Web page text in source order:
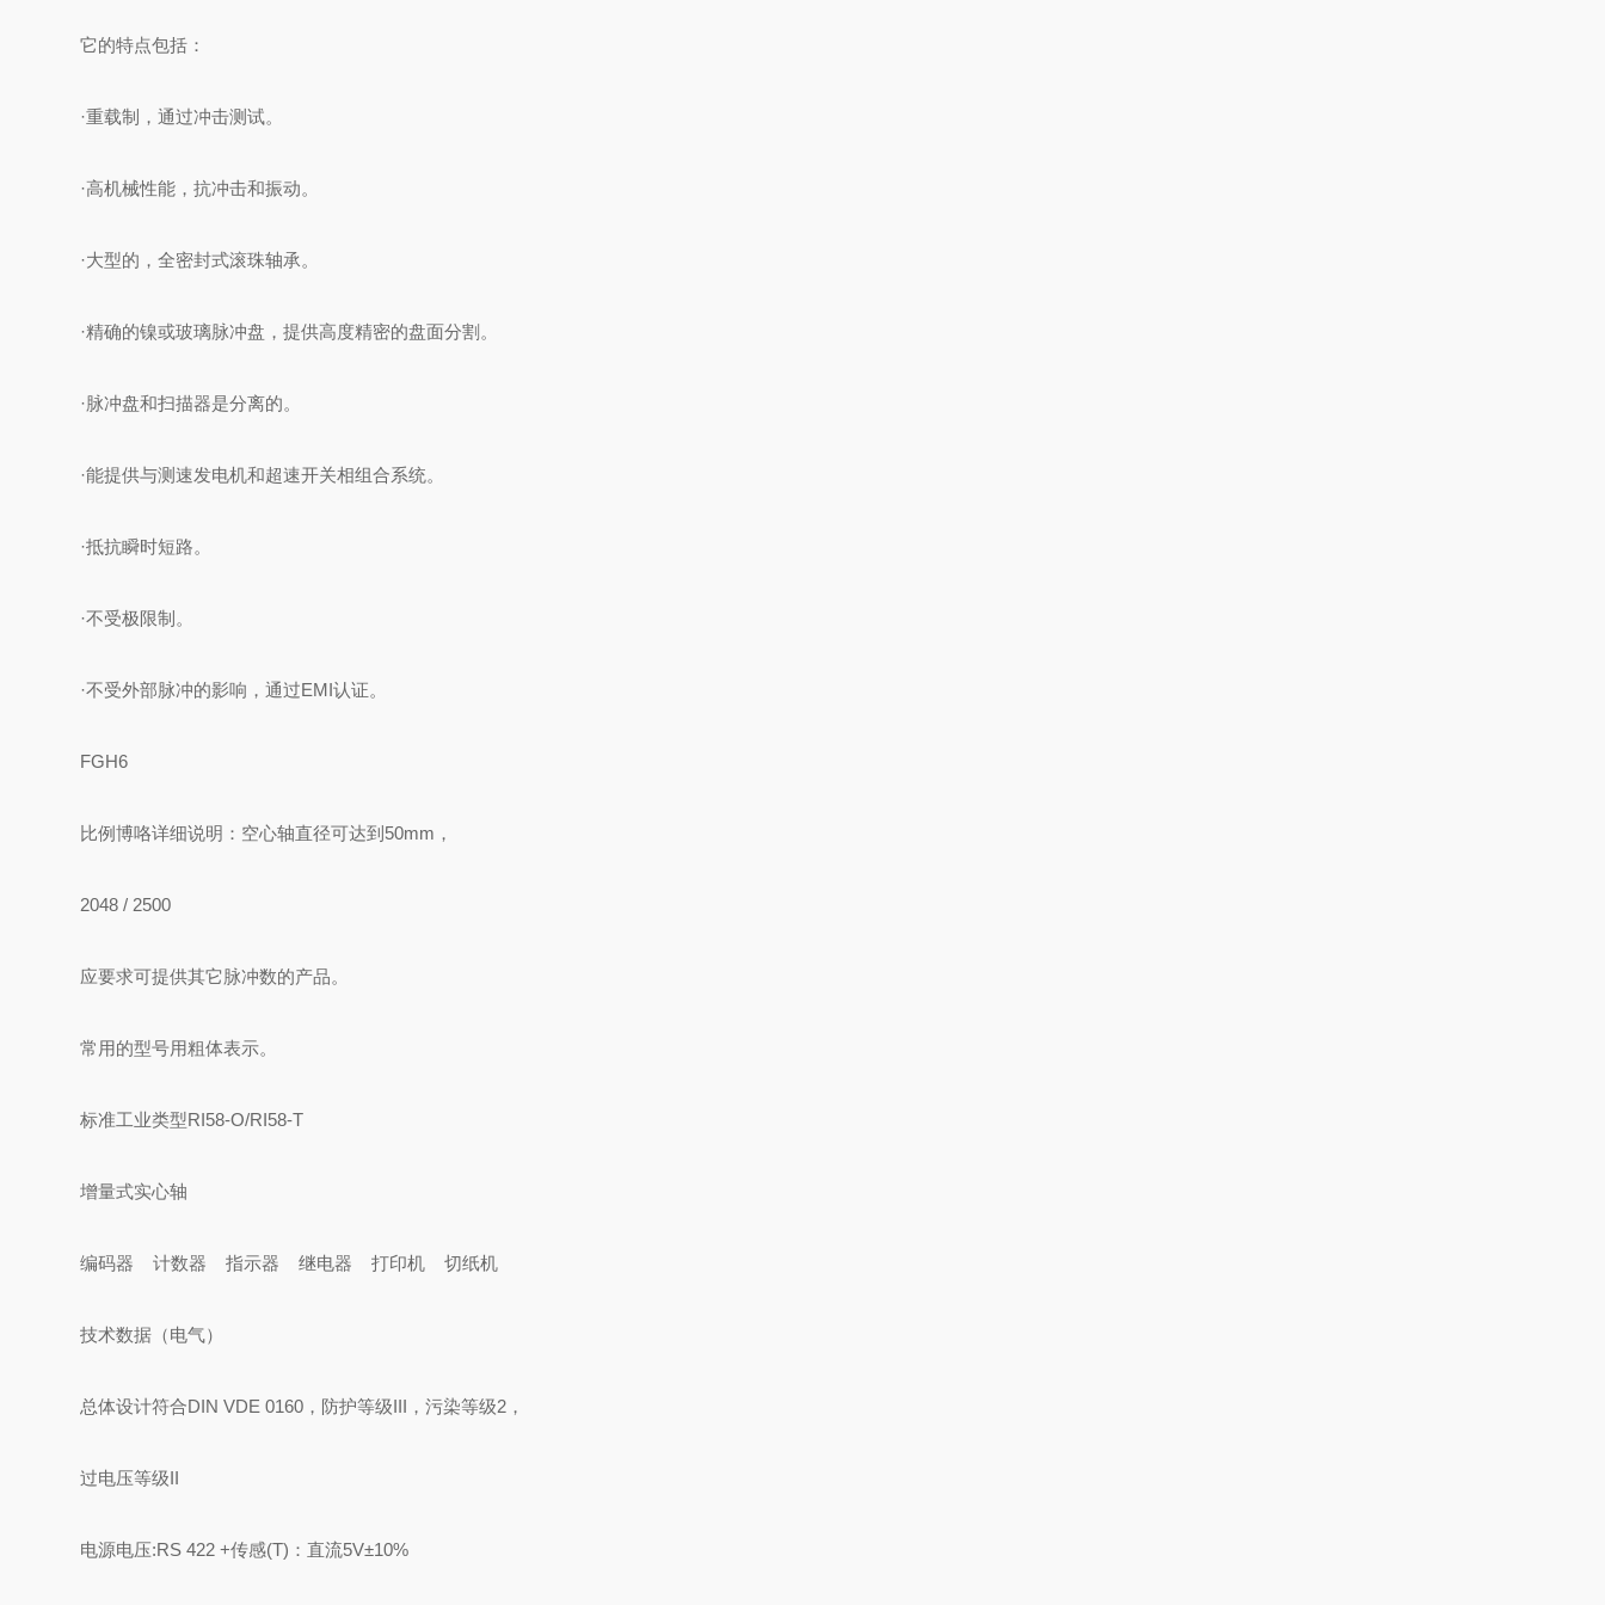
它的特点包括：
·重载制，通过冲击测试。
·高机械性能，抗冲击和振动。
·大型的，全密封式滚珠轴承。
·精确的镍或玻璃脉冲盘，提供高度精密的盘面分割。
·脉冲盘和扫描器是分离的。
·能提供与测速发电机和超速开关相组合系统。
·抵抗瞬时短路。
·不受极限制。
·不受外部脉冲的影响，通过EMI认证。
FGH6
比例博咯详细说明：空心轴直径可达到50mm，
2048 / 2500
应要求可提供其它脉冲数的产品。
常用的型号用粗体表示。
标准工业类型RI58-O/RI58-T
增量式实心轴
编码器 计数器 指示器 继电器 打印机 切纸机
技术数据（电气）
总体设计符合DIN VDE 0160，防护等级III，污染等级2，
过电压等级II
电源电压:RS 422 +传感(T)：直流5V±10%